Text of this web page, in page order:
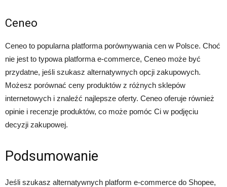
Ceneo
Ceneo to popularna platforma porównywania cen w Polsce. Choć
nie jest to typowa platforma e-commerce, Ceneo może być
przydatne, jeśli szukasz alternatywnych opcji zakupowych.
Możesz porównać ceny produktów z różnych sklepów
internetowych i znaleźć najlepsze oferty. Ceneo oferuje również
opinie i recenzje produktów, co może pomóc Ci w podjęciu
decyzji zakupowej.
Podsumowanie
Jeśli szukasz alternatywnych platform e-commerce do Shopee,